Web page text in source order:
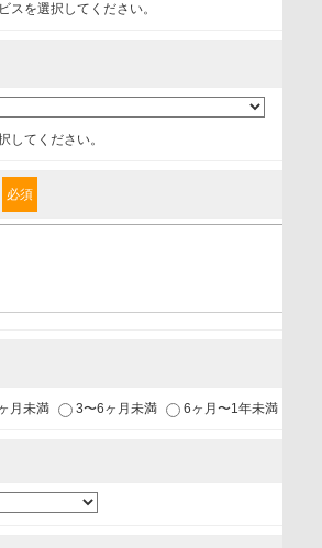
報提供がお客様の懸念にならないよう
品・サービスに関するご案内
・共催・協賛）するセミナーなど、各種イ
、及び興味、関心に応じた情報の提供
等のアンケートの依頼
を選択してください。
してください。
必須
月未満 3〜6ヶ月未満 6ヶ月〜1年未満